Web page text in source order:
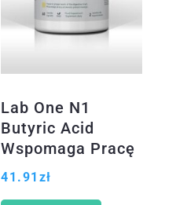
Lab One N1
Butyric Acid
Wspomaga Pracę
Przewodu
41.91 zł